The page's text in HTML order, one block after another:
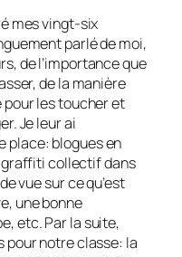
mes vingt-six
parlé de moi,
de l’importance que
de la manière
pour les toucher et
Je leur ai
place: blogues en
collectif dans
vue sur ce qu’est
une bonne
etc. Par la suite,
pour notre classe: la